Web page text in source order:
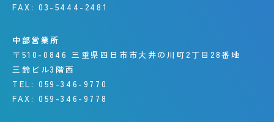
FAX: 03-5444-2481
中部営業所
〒510-0846 三重県四日市市大井の川町2丁目28番地
三鈴ビル3階西
TEL: 059-346-9770
FAX: 059-346-9778